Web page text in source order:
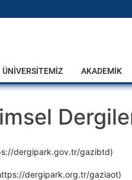
ÜNİVERSİTEMİZ AKADEMİK
dergipark.gov.tr/gazibtd)
dergipark.org.tr/gaziaot)